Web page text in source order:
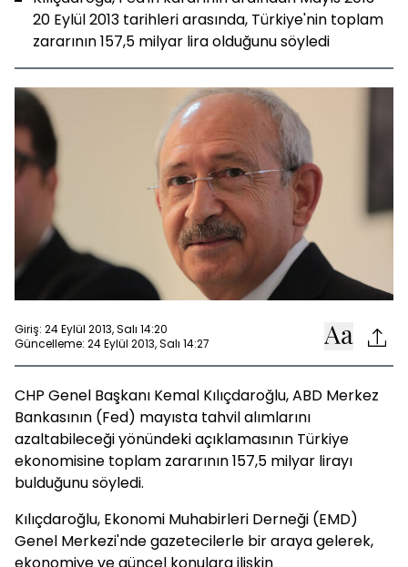
20 Eylül 2013 tarihleri arasında, Türkiye'nin toplam
zararının 157,5 milyar lira olduğunu söyledi
Giriş: 24 Eylül 2013, Salı 14:20
Güncelleme: 24 Eylül 2013, Salı 14:27
CHP Genel Başkanı Kemal Kılıçdaroğlu, ABD Merkez
Bankasının (Fed) mayısta tahvil alımlarını
azaltabileceği yönündeki açıklamasının Türkiye
ekonomisine toplam zararının 157,5 milyar lirayı
bulduğunu söyledi.
Kılıçdaroğlu, Ekonomi Muhabirleri Derneği (EMD)
Genel Merkezi'nde gazetecilerle bir araya gelerek,